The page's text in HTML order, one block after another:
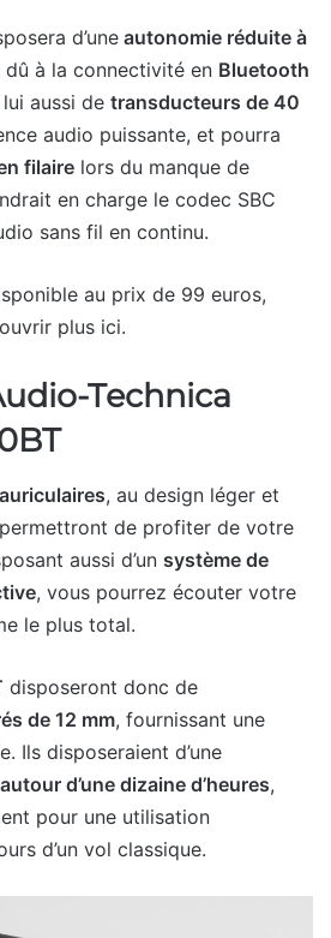
d’une autonomie réduite à
dû à la connectivité en Bluetooth
aussi de transducteurs de 40
audio puissante, et pourra
filaire lors du manque de
en charge le codec SBC
sans fil en continu.
au prix de 99 euros,
plus ici.
Technica
, au design léger et
de profiter de votre
aussi d’un système de
, vous pourrez écouter votre
le plus total.
disposeront donc de
de 12 mm, fournissant une
Ils disposeraient d’une
d’une dizaine d’heures,
pour une utilisation
d’un vol classique.